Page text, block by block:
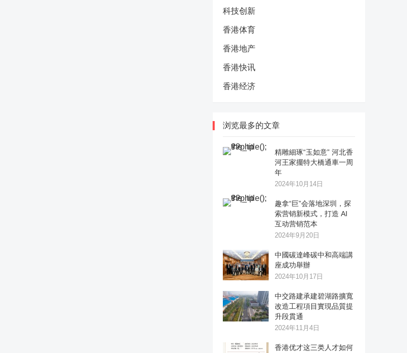
科技创新
香港体育
香港地产
香港快讯
香港经济
浏览最多的文章
精雕細琢“玉如意” 河北香
河王家擺特大橋通車一周
年
2024年10月14日
趣拿“巨”会落地深圳，探
索营销新模式，打造 AI
互动营销范本
2024年9月20日
中國碳達峰碳中和高端講
座成功舉辦
2024年10月17日
中交路建承建碧湖路擴寬
改造工程項目實現品質提
升段貫通
2024年11月4日
香港优才这三类人才如何